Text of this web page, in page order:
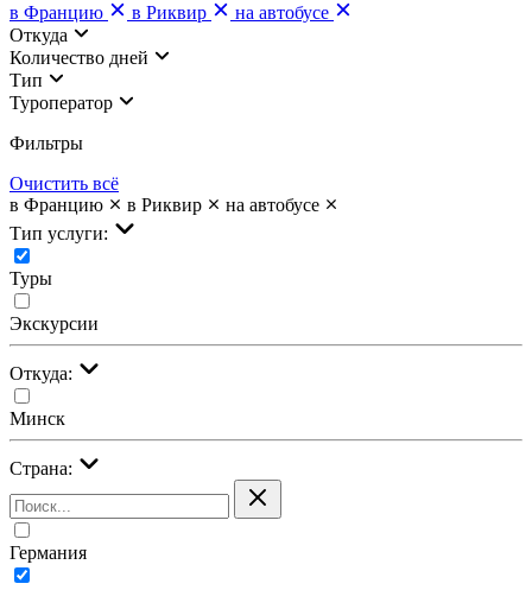
в Францию
в Риквир
на автобусе
Откуда
Количество дней
Тип
Туроператор
Фильтры
Очистить всё
в Францию
в Риквир
на автобусе
Тип услуги:
Туры
Экскурсии
Откуда:
Минск
Страна:
Германия